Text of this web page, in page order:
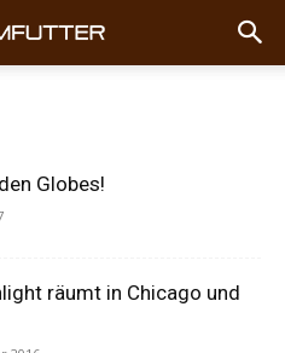
Globes!
räumt in Chicago und